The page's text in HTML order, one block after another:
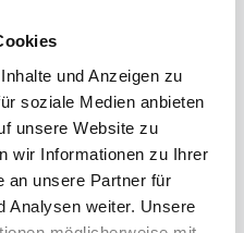
und Anzeigen zu
soziale Medien anbieten
unsere Website zu
wir Informationen zu Ihrer
an unsere Partner für
Analysen weiter. Unsere
µS。